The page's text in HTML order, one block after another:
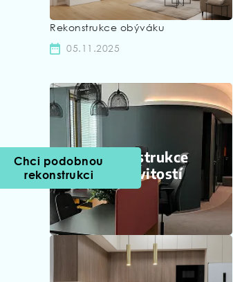
Rekonstrukce obýváku
05.11.2025
Rekonstrukce
nemovitostí
Chci podobnou
rekonstrukci